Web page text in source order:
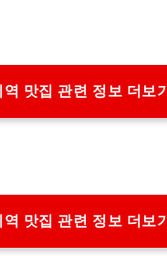
역 맛집 관련 정보 더보기
역 맛집 관련 정보 더보기